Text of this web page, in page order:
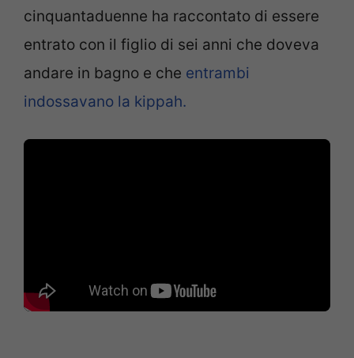
cinquantaduenne ha raccontato di essere
entrato con il figlio di sei anni che doveva
andare in bagno e che entrambi
indossavano la kippah.